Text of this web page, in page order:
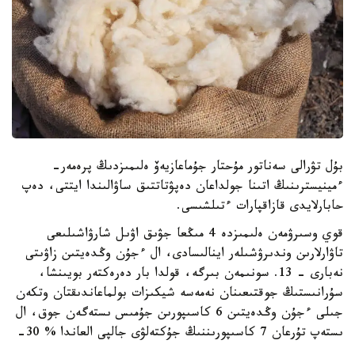
بۇل تۋرالى سەناتور مۇحتار جۇماعازيەۆ ەلىمىزدىڭ پرەمەر-
ءمينيسترىنىڭ اتىنا جولداعان دەپۋتاتتىق ساۋالىندا ايتتى، دەپ
حابارلايدى قازاقپارات ءتىلشىسى.
قوي وسىرۋمەن ەلىمىزدە 4 مىڭعا جۋىق اۋىل شارۋاشىلىعى
تاۋارلارىن وندىرۋشىلەر اينالىسادى، ال ءجۇن وڭدەيتىن زاۋىتى
نەبارى - 13. سونىمەن بىرگە، قولدا بار دەرەكتەر بويىنشا،
سۇرانىستىڭ جوقتىعىنان نەمەسە شيكىزات بولماعاندىقتان وتكەن
جىلى ءجۇن وڭدەيتىن 6 كاسىپورىن جۇمىس ىستەگەن جوق، ال
ىستەپ تۇرعان 7 كاسىپورىننىڭ جۇكتەلۋى جالپى العاندا % 30-